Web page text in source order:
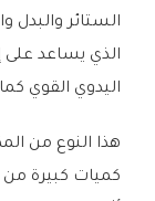
الستائر والبدل
الذي يساعد على
اليدوي القوي
هذا النوع من
كميات كبيرة من